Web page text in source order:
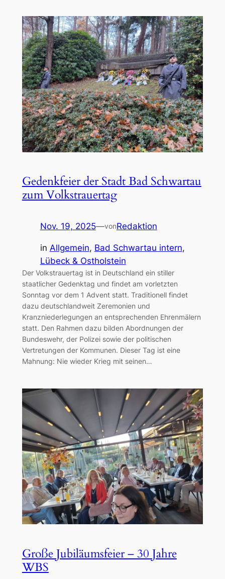
Gedenkfeier der Stadt Bad Schwartau
zum Volkstrauertag
Nov. 19, 2025—vonRedaktion
in Allgemein, Bad Schwartau intern
Lübeck & Ostholstein
Der Volkstrauertag ist in Deutschland ein stiller
staatlicher Gedenktag und findet am vorletzten
Sonntag vor dem 1 Advent statt. Traditionell findet
dazu deutschlandweit Zeremonien und
Kranzniederlegungen an entsprechenden Ehrenmälern
statt. Den Rahmen dazu bilden Abordnungen der
Bundeswehr, der Polizei sowie der politischen
Vertretungen der Kommunen. Dieser Tag ist eine
Mahnung: Nie wieder Krieg mit seinen…
Große Jubiläumsfeier – 30 Jahre
WBS